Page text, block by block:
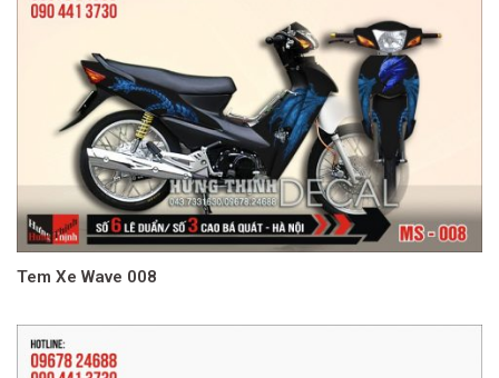
Tem Xe Wave 008